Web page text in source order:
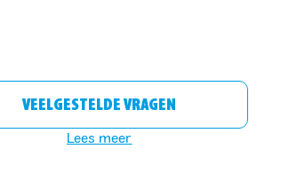
VEELGESTELDE VRAGEN
Lees meer